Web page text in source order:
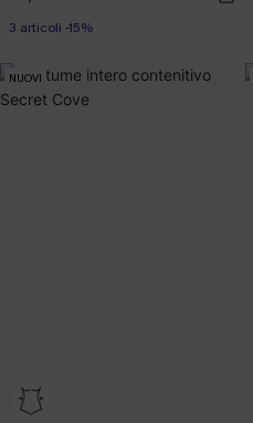
3 articoli -15%
NUOVI